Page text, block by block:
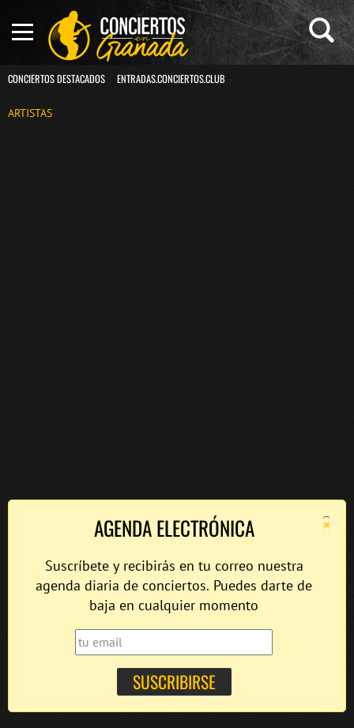
CONCIERTOS DESTACADOS ENTRADAS.CONCIERTOS.CLUB
ARTISTAS
×
AGENDA ELECTRÓNICA
Suscríbete y recibirás en tu correo nuestra
agenda diaria de conciertos. Puedes darte de
baja en cualquier momento